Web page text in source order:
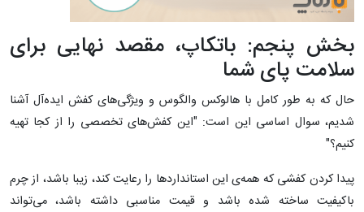
بخش پنجم: باتکاپ، مقصد نهایی برای
سلامت پای شما
حال که به طور کامل با هالوکس والگوس و ویژگی‌های کفش ایده‌آل آشنا
شدیم، سوال اساسی این است: "این کفش‌های تخصصی را از کجا تهیه
کنیم؟"
پیدا کردن کفشی که همه‌ی این استانداردها را رعایت کند، زیبا باشد، از چرم
باکیفیت ساخته شده باشد و قیمت مناسبی داشته باشد، می‌تواند